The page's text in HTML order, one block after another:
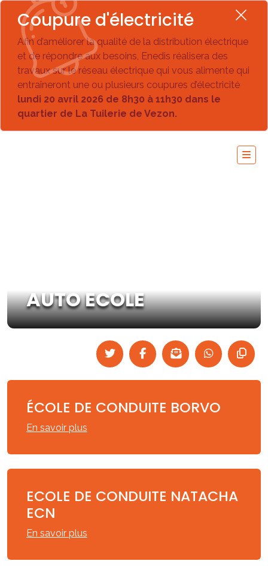
Coupure d'électricité
Afin d’améliorer la qualité de la distribution électrique
et de répondre aux besoins, Enedis réalisera des
travaux sur le réseau électrique qui vous alimente qui
entraîneront une ou plusieurs coupures d’électricité
lundi 20 avril 2026 de 8h30 à 11h30 dans le
quartier de La Tuilerie de Vezon.
AUTO ECOLE
ÉCOLE DE CONDUITE BORVO
En savoir plus
ECOLE DE CONDUITE NATACHA
ECN
En savoir plus